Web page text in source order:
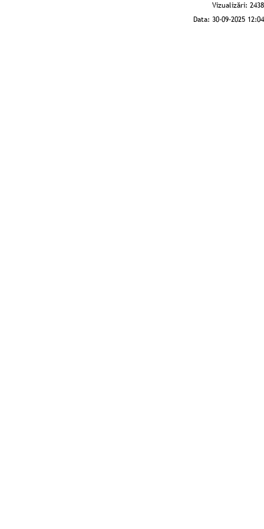
Vizualizări: 2438
Data: 30-09-2025 12:04